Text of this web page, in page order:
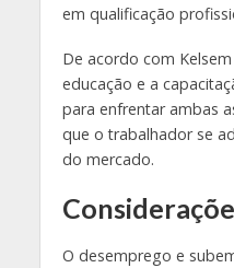
em qualificação
De acordo com
educação e a
para enfrentar ambas
que o trabalhador se
do mercado.
O desemprego e